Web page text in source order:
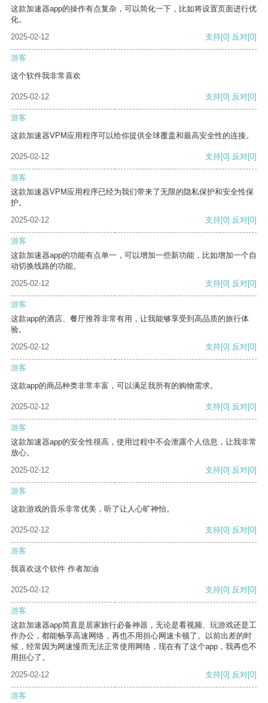
这款加速器app的操作有点复杂，可以简化一下，比如将设置页面进行优
化。
2025-02-12
支持[0] 反对[0]
游客
这个软件我非常喜欢
2025-02-12 支持[0] 反对[0]
游客
这款加速器VPM应用程序可以给你提供全球覆盖和最高安全性的连接。
2025-02-12 支持[0] 反对[0]
游客
这款加速器VPM应用程序已经为我们带来了无限的隐私保护和安全性保
护。
2025-02-12
支持[0] 反对[0]
游客
这款加速器app的功能有点单一，可以增加一些新功能，比如增加一个自
动切换线路的功能。
2025-02-12
支持[0] 反对[0]
游客
这款app的酒店、餐厅推荐非常有用，让我能够享受到高品质的旅行体
验。
2025-02-12
支持[0] 反对[0]
游客
这款app的商品种类非常丰富，可以满足我所有的购物需求。
2025-02-12 支持[0] 反对[0]
游客
这款加速器app的安全性很高，使用过程中不会泄露个人信息，让我非常
放心。
2025-02-12
支持[0] 反对[0]
游客
这款游戏的音乐非常优美，听了让人心旷神怡。
2025-02-12 支持[0] 反对[0]
游客
我喜欢这个软件 作者加油
2025-02-12 支持[0] 反对[0]
游客
这款加速器app简直是居家旅行必备神器，无论是看视频、玩游戏还是工
作办公，都能畅享高速网络，再也不用担心网速卡顿了。以前出差的时
候，经常因为网速慢而无法正常使用网络，现在有了这个app，我再也不
用担心了。
2025-02-12
支持[0] 反对[0]
游客